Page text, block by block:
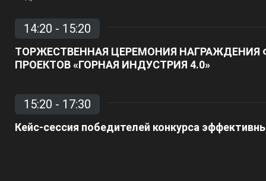
14:20 - 15:20
ТОРЖЕСТВЕННАЯ ЦЕРЕМОНИЯ
ПРОЕКТОВ «ГОРНАЯ ИНДУСТРИЯ 4.0»
15:20 - 17:30
Кейс-сессия победителей конкурса
Витрина проектов 2025